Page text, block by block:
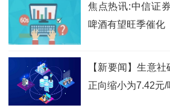
焦点热讯:中信证
啤酒有望旺季催化
【新要闻】生意
正向缩小为7.42元/